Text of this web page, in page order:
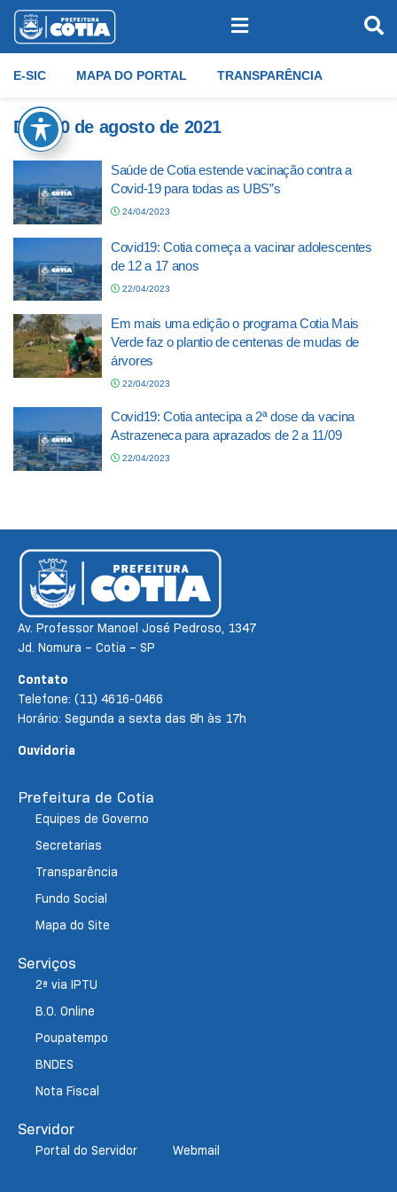
E-SIC MAPA DO PORTAL TRANSPARÊNCIA
Dia:30 de agosto de 2021
Saúde de Cotia estende vacinação contra a
Covid-19 para todas as UBS”s
24/04/2023
Covid19: Cotia começa a vacinar adolescentes
de 12 a 17 anos
22/04/2023
Em mais uma edição o programa Cotia Mais
Verde faz o plantio de centenas de mudas de
árvores
22/04/2023
Covid19: Cotia antecipa a 2ª dose da vacina
Astrazeneca para aprazados de 2 a 11/09
22/04/2023
Av. Professor Manoel José Pedroso, 1347
Jd. Nomura – Cotia – SP
Contato
Telefone: (11) 4616-0466
Horário: Segunda a sexta das 8h às 17h
Ouvidoria
Prefeitura de Cotia
Equipes de Governo
Secretarias
Transparência
Fundo Social
Mapa do Site
Serviços
2ª via IPTU
B.O. Online
Poupatempo
BNDES
Nota Fiscal
Servidor
Portal do Servidor Webmail